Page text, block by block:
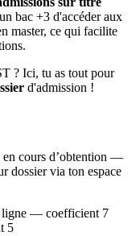
bac +3 d'accéder aux
master, ce qui facilite
? Ici, tu as tout pour
d'admission !
cours d’obtention —
dossier via ton espace
ligne — coefficient 7
5